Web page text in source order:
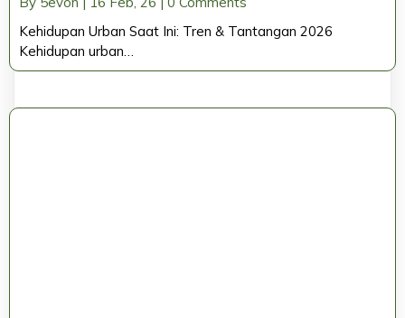
Kehidupan Urban Saat Ini: Tren & Tantangan 2026
Kehidupan urban…